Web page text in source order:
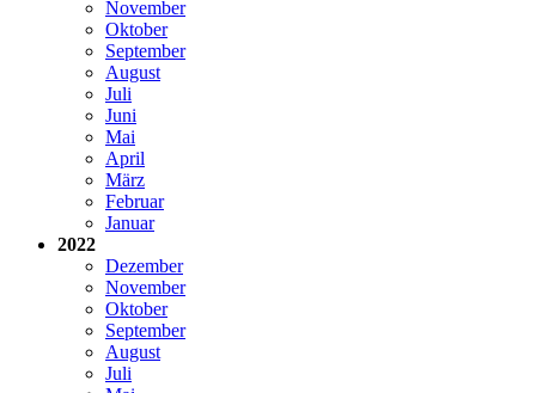
November
Oktober
September
August
Juli
Juni
Mai
April
März
Februar
Januar
2022
Dezember
November
Oktober
September
August
Juli